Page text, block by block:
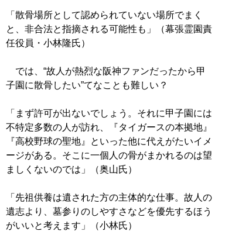
「散骨場所として認められていない場所でまく
と、非合法と指摘される可能性も」（幕張霊園責
任役員・小林隆氏）
では、“故人が熱烈な阪神ファンだったから甲
子園に散骨したい”てなことも難しい？
「まず許可が出ないでしょう。それに甲子園には
不特定多数の人が訪れ、『タイガースの本拠地』
『高校野球の聖地』といった他に代えがたいイメ
ージがある。そこに一個人の骨がまかれるのは望
ましくないのでは」（奥山氏）
「先祖供養は遺された方の主体的な仕事。故人の
遺志より、墓参りのしやすさなどを優先するほう
がいいと考えます」（小林氏）